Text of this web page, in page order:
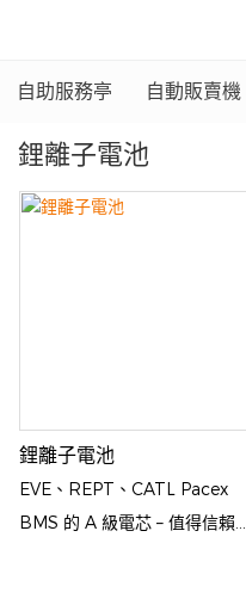
自助服務亭 自動販賣機
鋰離子電池
鋰離子電池
EVE、REPT、CATL Pacex
BMS 的 A 級電芯 – 值得信賴的